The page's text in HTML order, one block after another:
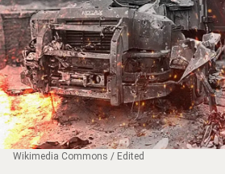
Wikimedia Commons / Edited